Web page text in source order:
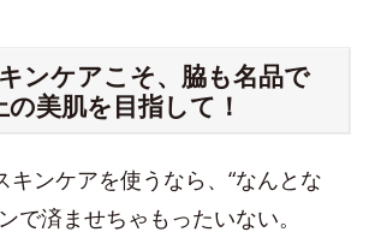
ンケアこそ、脇も名品で
美肌を目指して！
キンケアを使うなら、“なんとな
で済ませちゃもったいない。